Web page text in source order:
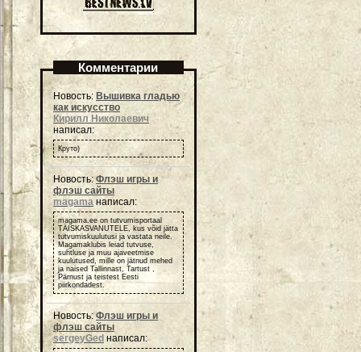
Комментарии
Новость: Вышивка гладью
как искусство
Кирилл Николаевич
написал:
Круто)
Новость: Флэш игры и
флэш сайты
magama написал:
magama.ee on tutvumisportaal
TÄISKASVANUTELE, kus võid jätta
tutvumiskuulutusi ja vastata neile.
Magamaklubis leiad tutvuse,
suhtluse ja muu ajaveetmise
kuulutused, mille on jätnud mehed
ja naised Tallinnast, Tartust ,
Pärnust ja teistest Eesti
piirkondadest.
Новость:Флэш игры и
флэш сайты
sergeyGed написал: